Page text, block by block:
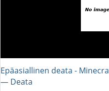
Epäasiallinen deata -
― Deata